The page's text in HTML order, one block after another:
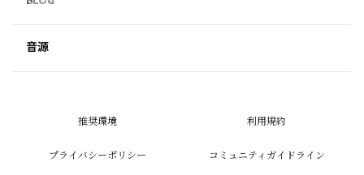
音源
推奨環境 利用規約
プライバシーポリシー コミュニティガイドライン